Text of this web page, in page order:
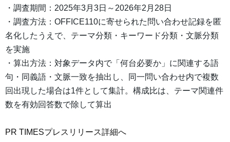
・調査期間：2025年3月3日～2026年2月28日
・調査方法：OFFICE110に寄せられた問い合わせ記録を匿
名化したうえで、テーマ分類・キーワード分類・文脈分類
を実施
・算出方法：対象データ内で「何台必要か」に関連する語
句・同義語・文脈一致を抽出し、同一問い合わせ内で複数
回出現した場合は1件として集計。構成比は、テーマ関連件
数を有効回答数で除して算出
PR TIMESプレスリリース詳細へ